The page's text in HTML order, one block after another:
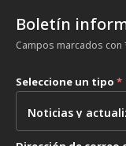
Boletín
Campos marcados
Seleccione un tipo *